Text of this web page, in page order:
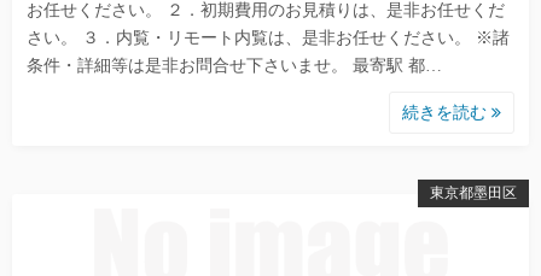
お任せください。 ２．初期費用のお見積りは、是非お任せくだ
さい。 ３．内覧・リモート内覧は、是非お任せください。 ※諸
条件・詳細等は是非お問合せ下さいませ。 最寄駅 都…
続きを読む
東京都墨田区